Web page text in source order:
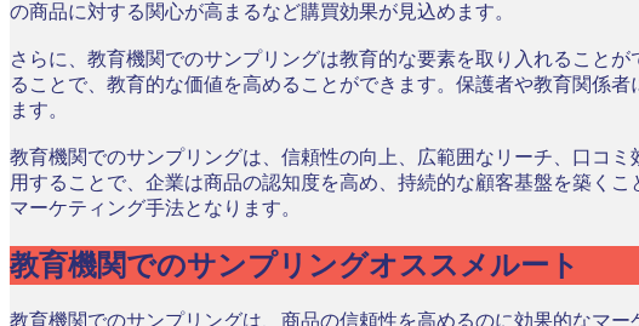
の商品に対する関心が高まるなど購買効果が見込めます。
さらに、教育機関でのサンプリングは教育的な要素を取り入れること
ることで、教育的な価値を高めることができます。保護者や教育関係
ます。
教育機関でのサンプリングは、信頼性の向上、広範囲なリーチ、口コ
用することで、企業は商品の認知度を高め、持続的な顧客基盤を築く
マーケティング手法となります。
教育機関でのサンプリングオススメルート
教育機関でのサンプリングは、商品の信頼性を高めるのに効果的なマ